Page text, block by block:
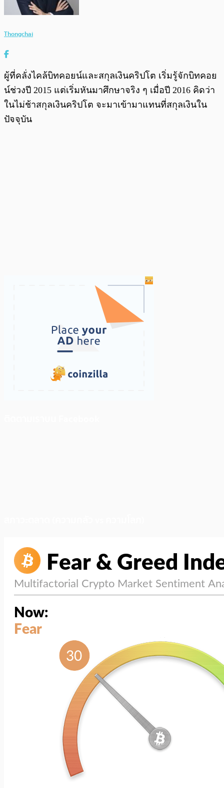
Thongchai
ผู้ที่คลั่งไคล้บิทคอยน์และสกุลเงินคริปโต เริ่มรู้จักบิทคอย
น์ช่วงปี 2015 แต่เริ่มหันมาศึกษาจริง ๆ เมื่อปี 2016 คิดว่า
ในไม่ช้าสกุลเงินคริปโต จะมาเข้ามาแทนที่สกุลเงินใน
ปัจจุบัน